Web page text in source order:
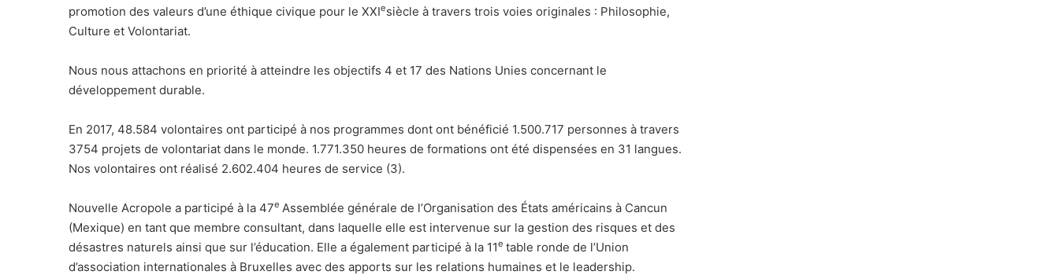
promotion des valeurs d’une éthique civique pour le XXIesiècle à travers trois voies originales : Philosophie,
Culture et Volontariat.
Nous nous attachons en priorité à atteindre les objectifs 4 et 17 des Nations Unies concernant le
développement durable.
En 2017, 48.584 volontaires ont participé à nos programmes dont ont bénéficié 1.500.717 personnes à travers
3754 projets de volontariat dans le monde. 1.771.350 heures de formations ont été dispensées en 31 langues.
Nos volontaires ont réalisé 2.602.404 heures de service (3).
Nouvelle Acropole a participé à la 47e Assemblée générale de l’Organisation des États américains à Cancun
(Mexique) en tant que membre consultant, dans laquelle elle est intervenue sur la gestion des risques et des
désastres naturels ainsi que sur l’éducation. Elle a également participé à la 11e table ronde de l’Union
d’association internationales à Bruxelles avec des apports sur les relations humaines et le leadership.